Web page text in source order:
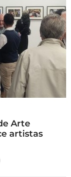
Arte
artistas